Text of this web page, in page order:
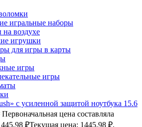
игральные наборы
воздухе
игрушки
для игры в карты
игры
игры
c усиленной защитой ноутбука 15.6
Первоначальная цена составляла
₽Текущая цена: 1445,98 ₽.